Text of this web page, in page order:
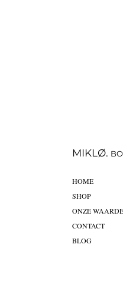
MIKLØ.
HOME
SHOP
ONZE
CONTACT
BLOG